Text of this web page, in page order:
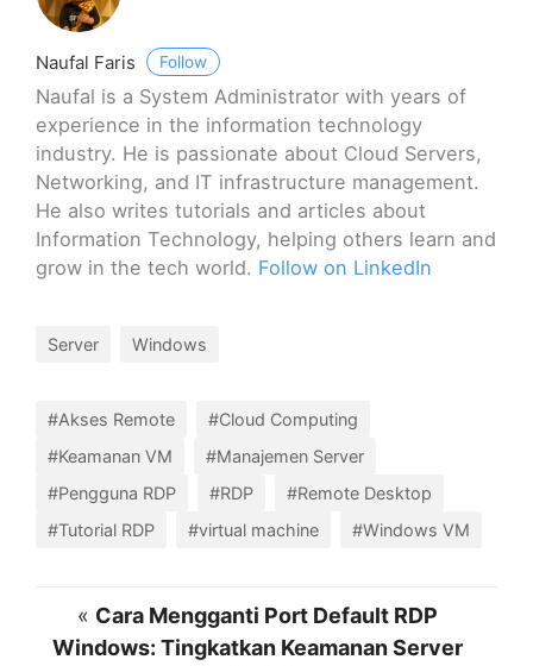
Naufal Faris Follow
Naufal is a System Administrator with years of
experience in the information technology
industry. He is passionate about Cloud Servers,
Networking, and IT infrastructure management.
He also writes tutorials and articles about
Information Technology, helping others learn and
grow in the tech world. Follow on LinkedIn
Server Windows
#Akses Remote
#Cloud Computing
#Keamanan VM
#Manajemen Server
#Pengguna RDP
#RDP
#Remote Desktop
#Tutorial RDP
#virtual machine #Windows VM
« Cara Mengganti Port Default RDP
Windows: Tingkatkan Keamanan Server